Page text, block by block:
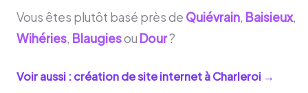
Vous êtes plutôt basé près de Quiévrain, Baisieux,
Wihéries, Blaugiesou Dour?
Voir aussi : création de site internet àCharleroi →